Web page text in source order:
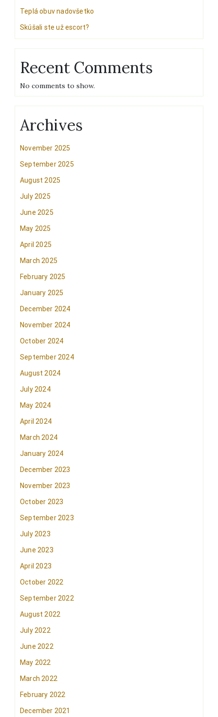
Teplá obuv nadovšetko
Skúšali ste už escort?
Recent Comments
No comments to show.
Archives
November 2025
September 2025
August 2025
July 2025
June 2025
May 2025
April 2025
March 2025
February 2025
January 2025
December 2024
November 2024
October 2024
September 2024
August 2024
July 2024
May 2024
April 2024
March 2024
January 2024
December 2023
November 2023
October 2023
September 2023
July 2023
June 2023
April 2023
October 2022
September 2022
August 2022
July 2022
June 2022
May 2022
March 2022
February 2022
December 2021